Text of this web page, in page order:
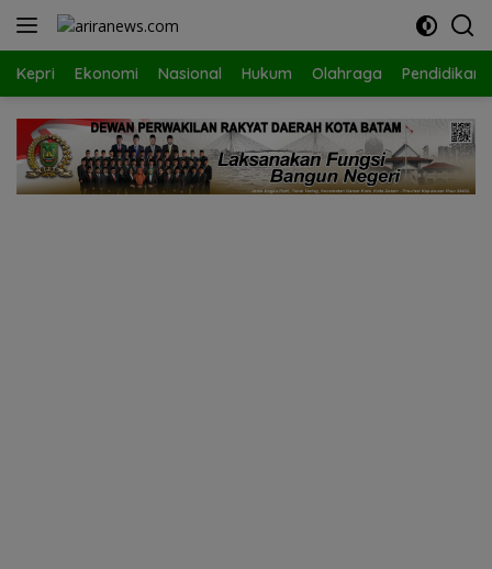
Langsung
Kepri Ekonomi Nasional Hukum Olahraga Pendidikan